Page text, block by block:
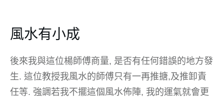
風水有小成
後來我與這位楊師傅商量, 是否有任何錯誤的地方發
生. 這位教授我風水的師傅只有一再推搪,及推卸責
任等. 強調若我不擺這個風水佈陣, 我的運氣就會更